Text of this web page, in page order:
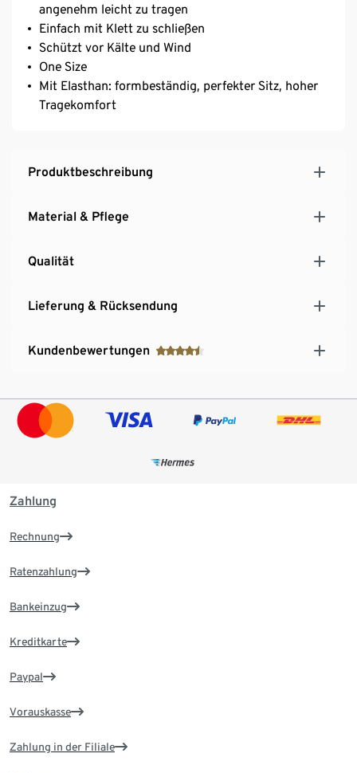
angenehm leicht zu tragen
Einfach mit Klett zu schließen
Schützt vor Kälte und Wind
One Size
Mit Elasthan: formbeständig, perfekter Sitz, hoher
Tragekomfort
Produktbeschreibung
Material & Pflege
Qualität
Lieferung & Rücksendung
Kundenbewertungen
Zahlung
Rechnung
Ratenzahlung
Bankeinzug
Kreditkarte
Paypal
Vorauskasse
Zahlung in der Filiale